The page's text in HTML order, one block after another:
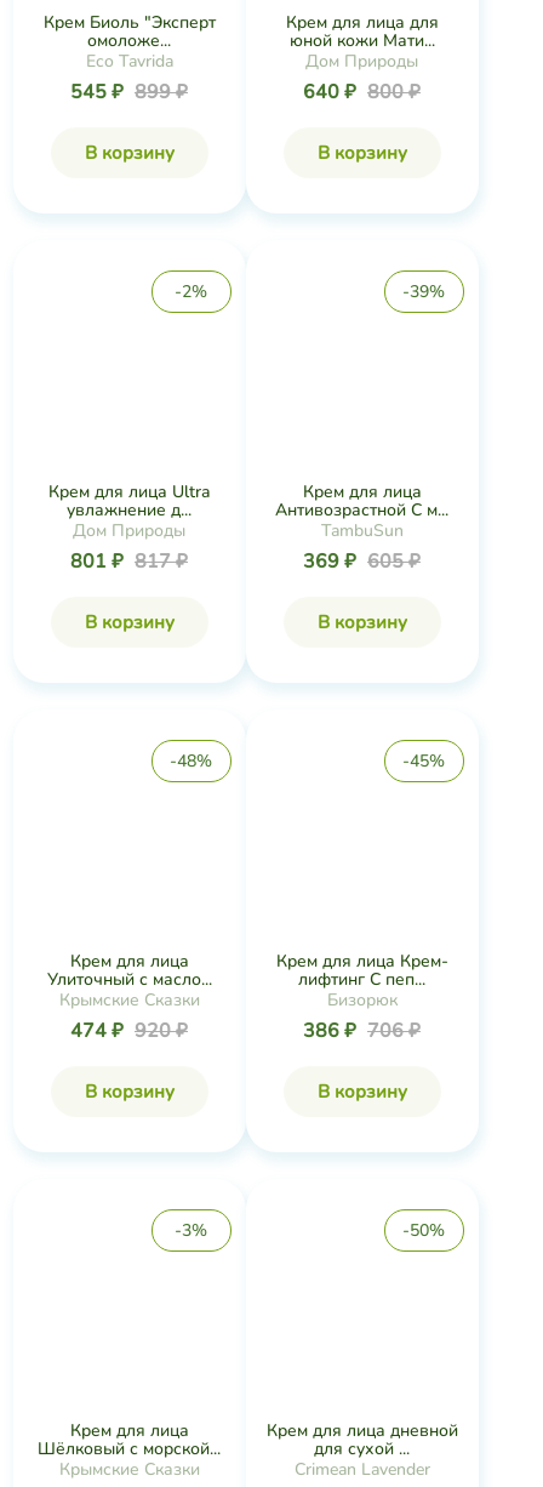
Крем Биоль "Эксперт
омоложе...
Eco Tavrida
545 ₽ 899 ₽
В корзину
Крем для лица для
юной кожи Мати...
Дом Природы
640 ₽ 800 ₽
В корзину
-2%
Крем для лица Ultra
увлажнение д...
Дом Природы
801 ₽ 817 ₽
В корзину
-39%
Крем для лица
Антивозрастной С м...
TambuSun
369 ₽ 605 ₽
В корзину
-48%
​Крем для лица
Улиточный с масло...
Крымские Сказки
474 ₽ 920 ₽
В корзину
-45%
Крем для лица Крем-
лифтинг С пеп...
Бизорюк
386 ₽ 706 ₽
В корзину
-3%
Крем для лица
Шёлковый с морской...
Крымские Сказки
-50%
Крем для лица дневной
для сухой ...
Crimean Lavender